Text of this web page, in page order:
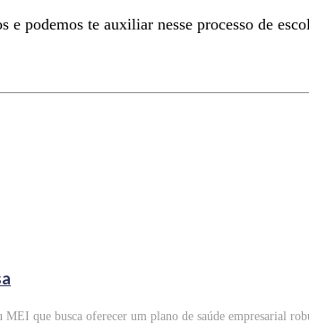
e podemos te auxiliar nesse processo de
que busca oferecer um plano de saúde empresarial